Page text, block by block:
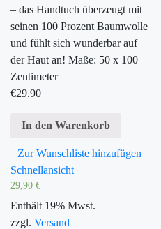
– das Handtuch überzeugt mit
seinen 100 Prozent Baumwolle
und fühlt sich wunderbar auf
der Haut an! Maße: 50 x 100
Zentimeter
€29.90
In den Warenkorb
Zur Wunschliste hinzufügen
Schnellansicht
29,90 €
Enthält 19% Mwst.
zzgl. Versand